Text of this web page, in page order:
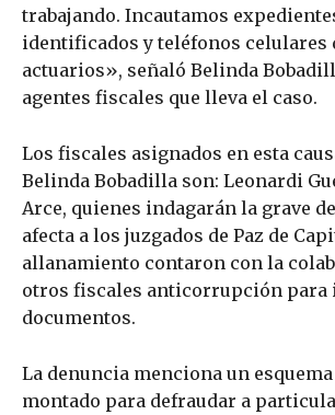
trabajando. Incautamos
identificados y teléfonos celulares
actuarios», señaló Belinda
agentes fiscales que lleva el caso.
Los fiscales asignados en esta
Belinda Bobadilla son: Leonardi
Arce, quienes indagarán la grave
afecta a los juzgados de Paz de
allanamiento contaron con la
otros fiscales anticorrupción para
documentos.
La denuncia menciona un
montado para defraudar a